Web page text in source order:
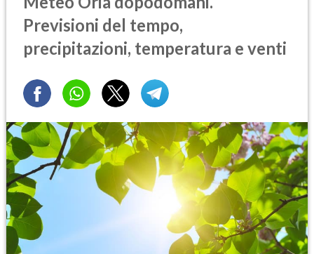
Previsioni del tempo,
precipitazioni, temperatura e venti